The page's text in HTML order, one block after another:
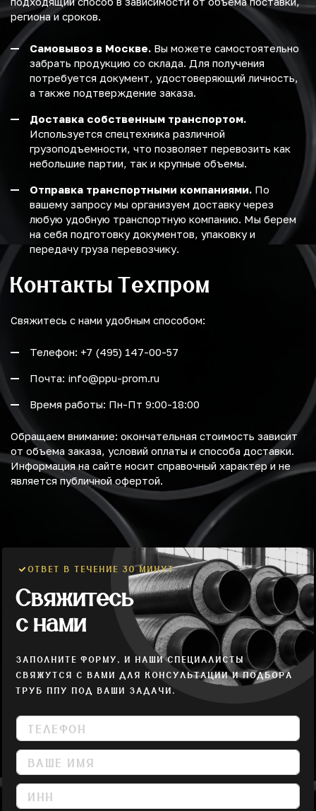
региона и сроков.
Самовывоз в Москве. Вы можете самостоятельно
забрать продукцию со склада. Для получения
потребуется документ, удостоверяющий личность,
а также подтверждение заказа.
Доставка собственным транспортом.
Используется спецтехника различной
грузоподъемности, что позволяет перевозить как
небольшие партии, так и крупные объемы.
Отправка транспортными компаниями. По
вашему запросу мы организуем доставку через
любую удобную транспортную компанию. Мы берем
на себя подготовку документов, упаковку и
передачу груза перевозчику.
Контакты Техпром
Свяжитесь с нами удобным способом:
Телефон: +7 (495) 147-00-57
Почта: info@ppu-prom.ru
Время работы: Пн-Пт 9:00-18:00
Обращаем внимание: окончательная стоимость зависит
от объема заказа, условий оплаты и способа доставки.
Информация на сайте носит справочный характер и не
является публичной офертой.
ОТВЕТ В ТЕЧЕНИЕ 30 МИНУТ
Свяжитесь
с нами
ЗАПОЛНИТЕ ФОРМУ, И НАШИ СПЕЦИАЛИСТЫ
СВЯЖУТСЯ С ВАМИ ДЛЯ КОНСУЛЬТАЦИИ И ПОДБОРА
ТРУБ ППУ ПОД ВАШИ ЗАДАЧИ.